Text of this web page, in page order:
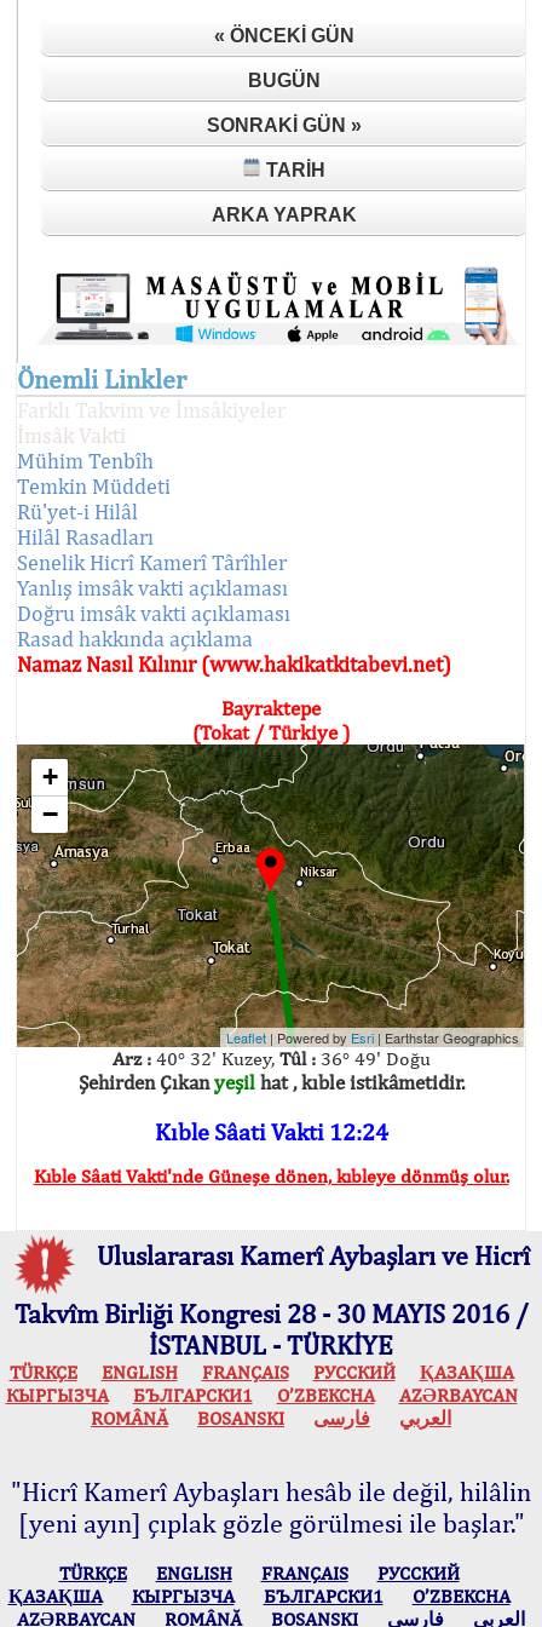
« ÖNCEKI GÜN
BUGÜN
SONRAKI GÜN »
TARIH
ARKA YAPRAK
Önemli Linkler
Farklı Takvim ve İmsâkiyeler
İmsâk Vakti
Mühim Tenbîh
Temkin Müddeti
Rü'yet-i Hilâl
Hilâl Rasadları
Senelik Hicrî Kamerî Târîhler
Yanlış imsâk vakti açıklaması
Doğru imsâk vakti açıklaması
Rasad hakkında açıklama
Namaz Nasıl Kılınır (www.hakikatkitabevi.net)
Bayraktepe
(Tokat / Türkiye )
+
−
Leaflet | Powered by Esri | Earthstar Geographics
Arz :40° 32' Kuzey, Tûl :36° 49' Doğu
Şehirden Çıkanyeşilhat , kıble istikâmetidir.
Kıble Sâati Vakti 12:24
Kıble Sâati Vakti'nde Güneşe dönen, kıbleye dönmüş olur.
Uluslararası Kamerî Aybaşları ve Hicrî
Takvîm Birliği Kongresi 28 - 30 MAYIS 2016 /
İSTANBUL - TÜRKİYE
TÜRKÇE ENGLISH FRANÇAIS РУССКИЙ
ҚАЗАҚША
КЫPГЫЗЧA
БЪЛГАРСКИ1 O’ZBEKCHA
AZӘRBAYCAN
ROMÂNĂ
BOSANSKI العربي فارسی
"Hicrî Kamerî Aybaşları hesâb ile değil, hilâlin
[yeni ayın] çıplak gözle görülmesi ile başlar."
TÜRKÇE ENGLISH FRANÇAIS
РУССКИЙ
ҚАЗАҚША
КЫPГЫЗЧA БЪЛГАРСКИ1
O’ZBEKCHA
AZӘRBAYCAN
ROMÂNĂ BOSANSKI العربي فارسی